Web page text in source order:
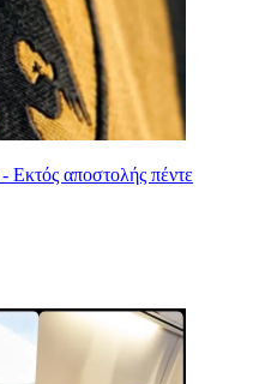
αποστολής πέντε